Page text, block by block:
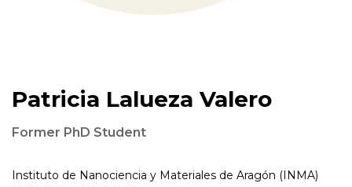
Patricia Lalueza Valero
Former PhD Student
Instituto de Nanociencia y Materiales de Aragón (INMA)